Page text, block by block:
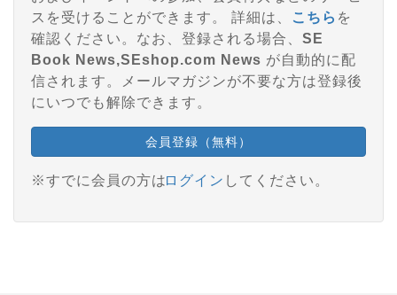
スを受けることができます。 詳細は、
こちら を
確認ください。なお、登録される場合、 SE
Book News,SEshop.com News が自動的に配
信されます。メールマガジンが不要な方は登録後
にいつでも解除できます。
会員登録（無料）
※すでに会員の方はログイン してください。